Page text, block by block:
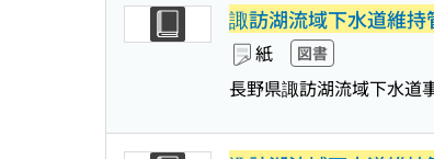
諏訪湖流域下水道維持
紙 図書
長野県諏訪湖流域下水道